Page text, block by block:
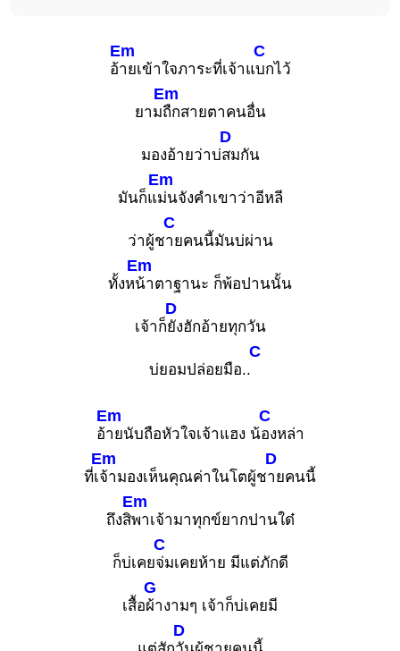
อ้
Em
ายเข้าใจภาระที่เจ้าแ
C
บกไว้
ยาม
Em
ถืกสายตาคนอื่น
มองอ้ายว่าบ่
D
สมกัน
มันก็แ
Em
ม่นจังคำเขาว่าอีหลี
ว่าผู้ช
C
ายคนนี้มันบ่ผ่าน
ทั้งห
Em
น้าตาฐานะ ก็พ้อปานนั้น
เจ้าก็
D
ยังฮักอ้ายทุกวัน
บ่ยอมปล่อยมือ..
C
อ้
Em
ายนับถือหัวใจเจ้าแฮง น้
C
องหล่า
ที่เ
Em
จ้ามองเห็นคุณค่าในโตผู้ช
D
ายคนนี้
ถึงสิ
Em
พาเจ้ามาทุกข์ยากปานใด๋
ก็บ่เคย
C
จ่มเคยห้าย มีแต่ภักดี
เสื้อ
G
ผ้างามๆ เจ้าก็บ่เคยมี
D